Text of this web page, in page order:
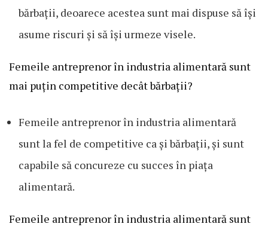
bărbații, deoarece acestea sunt mai dispuse să își
asume riscuri și să își urmeze visele.
Femeile antreprenor în industria alimentară sunt
mai puțin competitive decât bărbații?
Femeile antreprenor în industria alimentară
sunt la fel de competitive ca și bărbații, și sunt
capabile să concureze cu succes în piața
alimentară.
Femeile antreprenor în industria alimentară sunt